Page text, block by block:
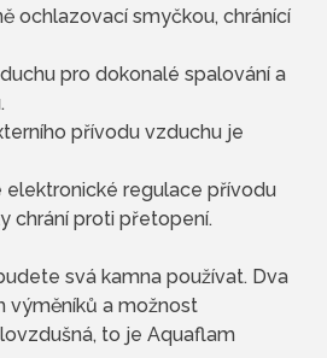
ochlazovací smyčkou, chránící
pro dokonalé spalování a
přívodu vzduchu je
elektronické regulace přívodu
chrání proti přetopení.
svá kamna používat. Dva
výměníků a možnost
to je Aquaflam